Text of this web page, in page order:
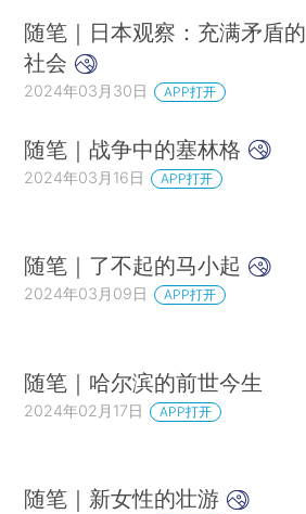
随笔｜日本观察：充满矛盾的
社会
2024年03月30日 APP打开
随笔｜战争中的塞林格
2024年03月16日 APP打开
随笔｜了不起的马小起
2024年03月09日 APP打开
随笔｜哈尔滨的前世今生
2024年02月17日 APP打开
随笔｜新女性的壮游